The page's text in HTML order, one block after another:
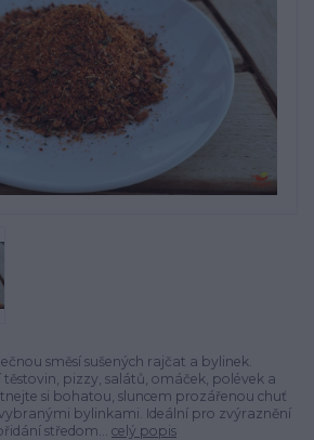
směsí sušených rajčat a bylinek.
pizzy, salátů, omáček, polévek a
si bohatou, sluncem prozářenou chuť
bylinkami. Ideální pro zvýraznění
středom... celý popis